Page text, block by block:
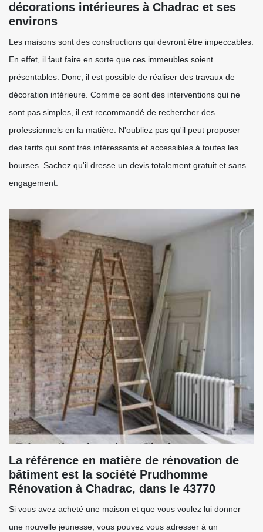
décorations intérieures à Chadrac et ses
environs
Les maisons sont des constructions qui devront être impeccables.
En effet, il faut faire en sorte que ces immeubles soient
présentables. Donc, il est possible de réaliser des travaux de
décoration intérieure. Comme ce sont des interventions qui ne
sont pas simples, il est recommandé de rechercher des
professionnels en la matière. N'oubliez pas qu'il peut proposer
des tarifs qui sont très intéressants et accessibles à toutes les
bourses. Sachez qu'il dresse un devis totalement gratuit et sans
engagement.
La référence en matière de rénovation de
bâtiment est la société Prudhomme
Rénovation à Chadrac, dans le 43770
Si vous avez acheté une maison et que vous voulez lui donner
une nouvelle jeunesse, vous pouvez vous adresser à un